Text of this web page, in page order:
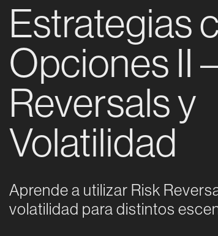
Estrategias
Opciones II
Reversals y
Volatilidad
Aprende a utilizar Risk
volatilidad para distintos